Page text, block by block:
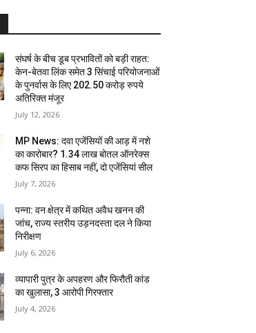
संघर्ष के बीच डूब प्रभावितों को बड़ी राहत:
केन-बेतवा लिंक समेत 3 सिंचाई परियोजनाओं
के पुनर्वास के लिए 202.50 करोड़ रुपये
अतिरिक्त मंजूर
July 12, 2026
MP News: दवा एजेंसियों की आड़ में नशे
का कारोबार? 1.34 लाख बोतल ऑनरेक्स
कफ सिरप का हिसाब नहीं, दो एजेंसियां सील
July 7, 2026
पन्ना: वन क्षेत्र में कथित अवैध खनन की
जांच, राज्य स्तरीय उड़नदस्ता दल ने किया
निरीक्षण
July 6, 2026
व्यापारी पुत्र के अपहरण और फिरौती कांड
का खुलासा, 3 आरोपी गिरफ्तार
July 4, 2026